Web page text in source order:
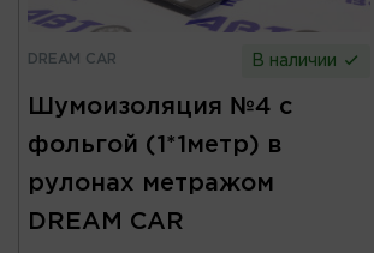
DREAM CAR В наличии
Шумоизоляция №4 с
фольгой (1*1метр) в
рулонах метражом
DREAM CAR